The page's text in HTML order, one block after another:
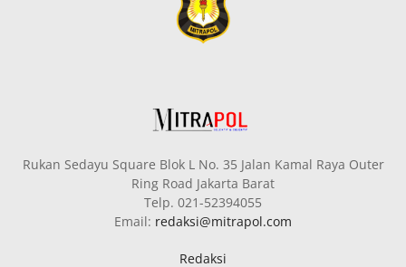
Rukan Sedayu Square Blok L No. 35 Jalan Kamal Raya Outer
Ring Road Jakarta Barat
Telp. 021-52394055
Email: redaksi@mitrapol.com
Redaksi